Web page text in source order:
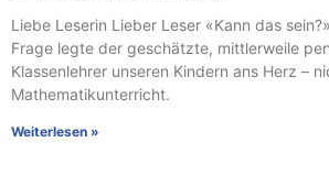
Liebe Leserin Lieber Leser «Kann das
Frage legte der geschätzte, mittlerweile
Klassenlehrer unseren Kindern ans Herz –
Mathematikunterricht.
Weiterlesen »